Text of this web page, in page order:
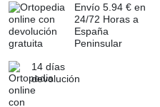
Envío 5.94 € en
24/72 Horas a
España
Peninsular
14 días
devolución